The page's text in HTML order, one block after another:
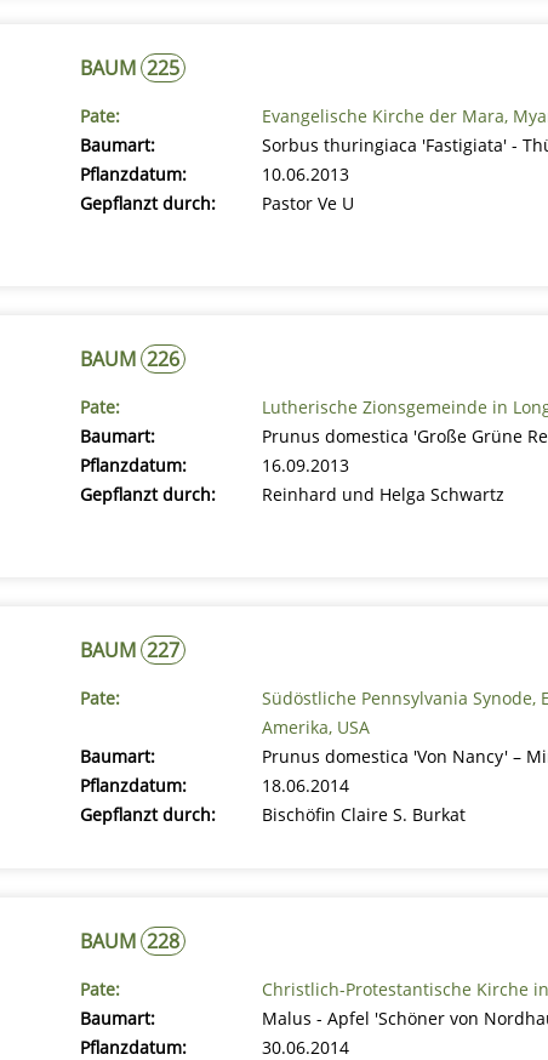
BAUM 225
Pate:
Evangelische Kirche der Mara,
Baumart:
Sorbus thuringiaca 'Fastigiata' -
Pflanzdatum:
10.06.2013
Gepflanzt durch:
Pastor Ve U
BAUM 226
Pate:
Lutherische Zionsgemeinde in
Baumart:
Prunus domestica 'Große Grüne
Pflanzdatum:
16.09.2013
Gepflanzt durch:
Reinhard und Helga Schwartz
BAUM 227
Pate:
Südöstliche Pennsylvania
Amerika, USA
Baumart:
Prunus domestica 'Von Nancy' –
Pflanzdatum:
18.06.2014
Gepflanzt durch:
Bischöfin Claire S. Burkat
BAUM 228
Pate:
Christlich-Protestantische Kirche
Baumart:
Malus - Apfel 'Schöner von
Pflanzdatum:
30.06.2014